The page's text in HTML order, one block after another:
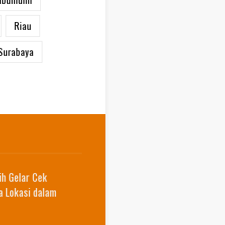
Riau
Gelar Cek
Lokasi dalam